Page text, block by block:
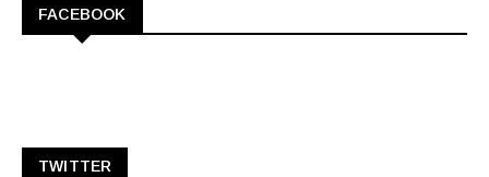
FACEBOOK
TWITTER